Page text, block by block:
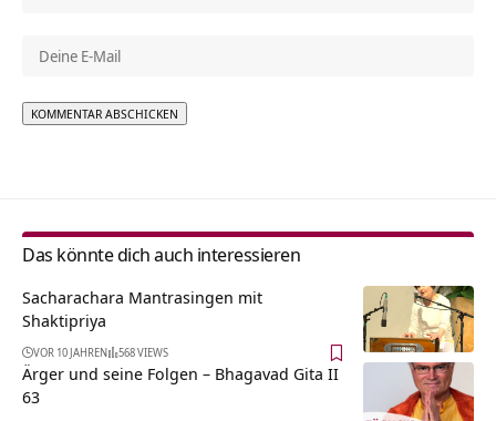
Das könnte dich auch interessieren
Sacharachara Mantrasingen mit
Shaktipriya
VOR 10 JAHREN 568 VIEWS
Ärger und seine Folgen – Bhagavad Gita II
63